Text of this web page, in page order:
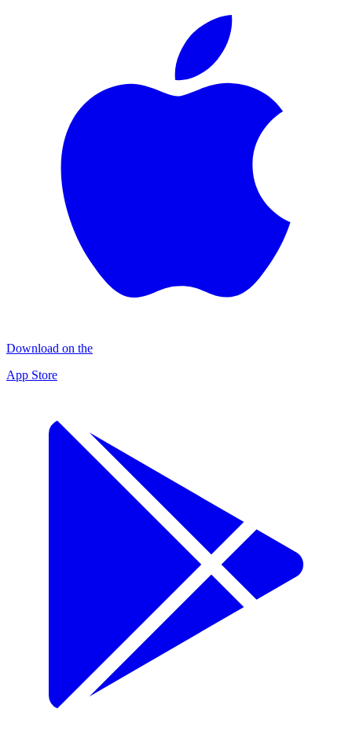
Download on the
App Store